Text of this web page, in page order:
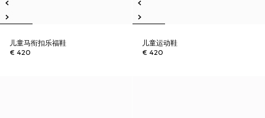
儿童马衔扣乐福鞋
€ 420
儿童运动鞋
€ 420